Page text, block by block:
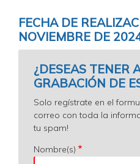
FECHA DE
NOVIEMBRE DE
¿DESEAS TENER
GRABACIÓN DE
Solo regístrate en el
correo con toda la
tu spam!
Nombre(s)